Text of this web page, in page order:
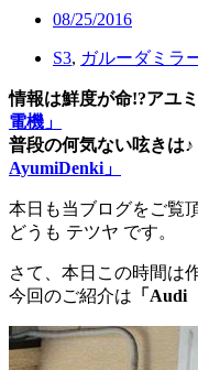
08/25/2016
S3, ガルーダミラ
情報は鮮度が命!?アユ
電機」
普段の何気ない呟きは
AyumiDenki」
本日も当ブログをご覧
どうも テツヤ です。
さて、本日この時間は
今回のご紹介は 「Audi